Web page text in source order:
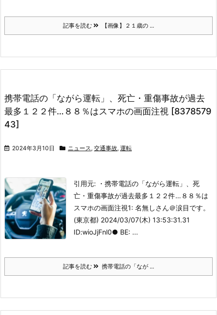
記事を読む 【画像】２１歳の ...
携帯電話の「ながら運転」、死亡・重傷事故が過去
最多１２２件…８８％はスマホの画面注視 [8378579
43]
2024年3月10日 ニュース, 交通事故, 運転
引用元: ・携帯電話の「ながら運転」、死
亡・重傷事故が過去最多１２２件…８８％は
スマホの画面注視1: 名無しさん＠涙目です。
(東京都) 2024/03/07(木) 13:53:31.31
ID:wioJjFnl0● BE: ...
記事を読む 携帯電話の「なが ...